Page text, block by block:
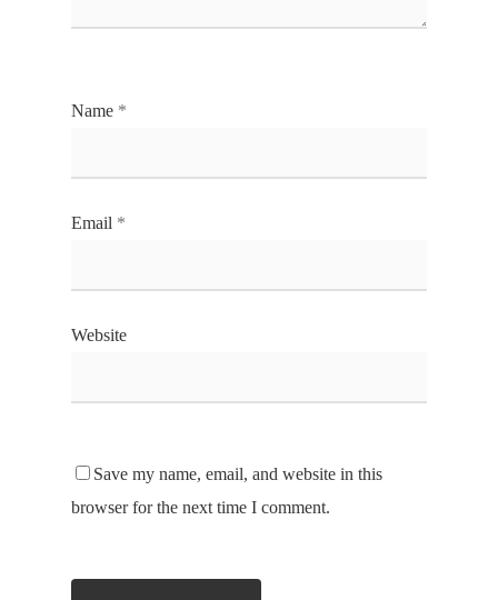
Name *
Email *
Website
Save my name, email, and website in this
browser for the next time I comment.